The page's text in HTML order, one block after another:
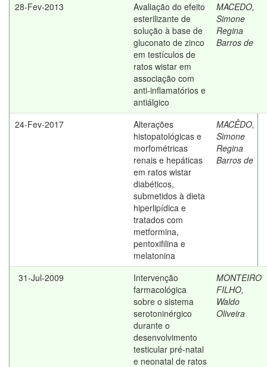
28-Fev-2013
Avaliação do efeito
esterilizante de
solução à base de
gluconato de zinco
em testículos de
ratos wistar em
associação com
anti-inflamatórios e
antiálgico
MACEDO,
Simone
Regina
Barros de
24-Fev-2017
Alterações
histopatológicas e
morfométricas
renais e hepáticas
em ratos wistar
diabéticos,
submetidos à dieta
hiperlipídica e
tratados com
metformina,
pentoxifilina e
melatonina
MACÊDO,
Simone
Regina
Barros de
31-Jul-2009
Intervenção
farmacológica
sobre o sistema
serotoninérgico
durante o
desenvolvimento
testicular pré-natal
e neonatal de ratos
MONTEIRO
FILHO,
Waldo
Oliveira